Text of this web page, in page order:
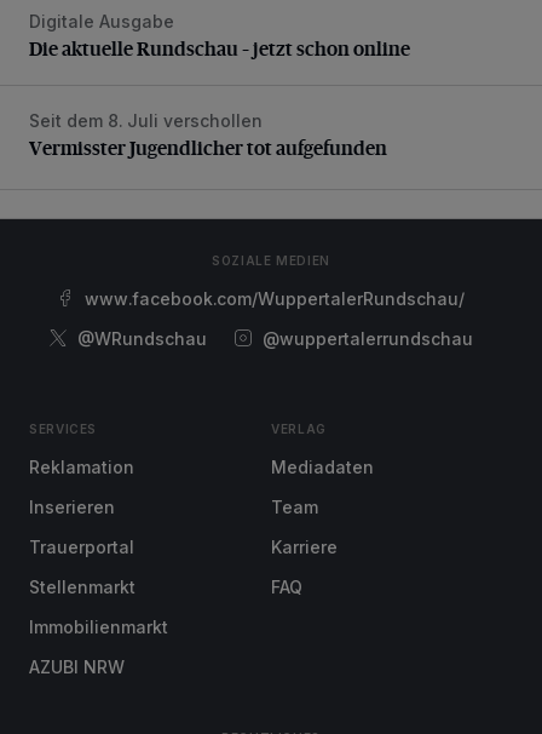
Die aktuelle Rundschau – jetzt schon online
Digitale Ausgabe
Die aktuelle Rundschau – jetzt schon online
Vermisster Jugendlicher tot aufgefunden
Seit dem 8. Juli verschollen
Vermisster Jugendlicher tot aufgefunden
SOZIALE MEDIEN
www.facebook.com/WuppertalerRundschau/
@WRundschau
@wuppertalerrundschau
SERVICES
Reklamation
Inserieren
Trauerportal
Stellenmarkt
Immobilienmarkt
AZUBI NRW
VERLAG
Mediadaten
Team
Karriere
FAQ